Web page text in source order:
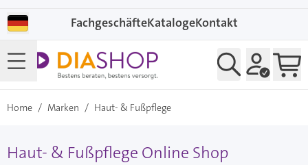
FachgeschäfteKatalogeKontakt
Home / Marken / Haut- & Fußpflege
Haut- & Fußpflege Online Shop